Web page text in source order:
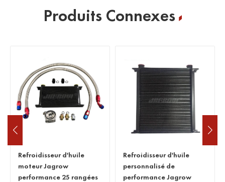
Produits Connexes
Refroidisseur d'huile
personnalisé de
performance Jagrow
Jagrow performance 13
16 19 Kit de refroidisseur
d'huile à 25 rangées avec